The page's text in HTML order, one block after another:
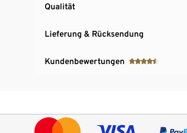
Qualität
Lieferung & Rücksendung
Kundenbewertungen